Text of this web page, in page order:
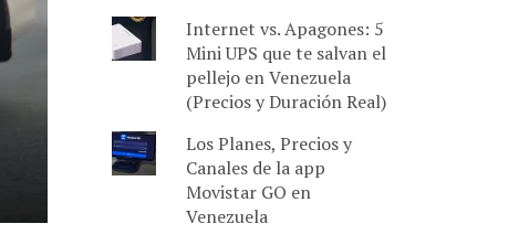
Internet vs. Apagones: 5
Mini UPS que te salvan el
pellejo en Venezuela
(Precios y Duración Real)
Los Planes, Precios y
Canales de la app
Movistar GO en
Venezuela